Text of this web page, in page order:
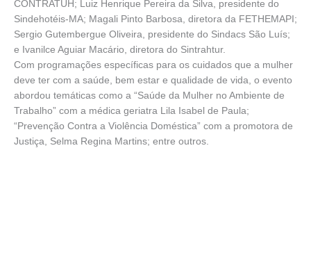
CONTRATUH; Luiz Henrique Pereira da Silva, presidente do
Sindehotéis-MA; Magali Pinto Barbosa, diretora da FETHEMAPI;
Sergio Gutembergue Oliveira, presidente do Sindacs São Luís;
e Ivanilce Aguiar Macário, diretora do Sintrahtur.
Com programações específicas para os cuidados que a mulher
deve ter com a saúde, bem estar e qualidade de vida, o evento
abordou temáticas como a “Saúde da Mulher no Ambiente de
Trabalho” com a médica geriatra Lila Isabel de Paula;
“Prevenção Contra a Violência Doméstica” com a promotora de
Justiça, Selma Regina Martins; entre outros.